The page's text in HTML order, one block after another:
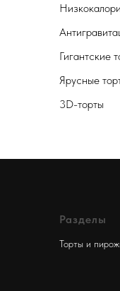
Гигантские
Ярусные
3D-торты
Разделы
Торты и